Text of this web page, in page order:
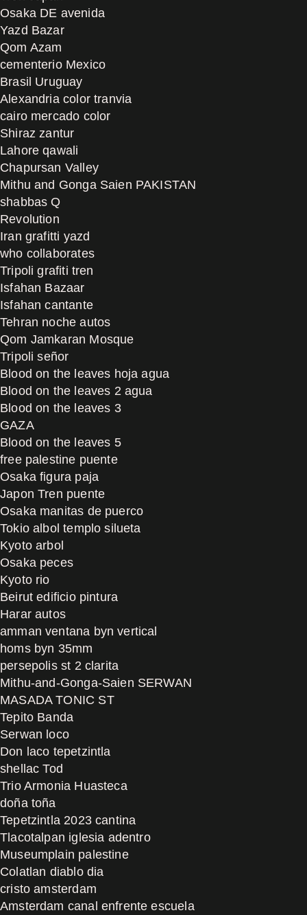
Osaka DE avenida
Yazd Bazar
Qom Azam
cementerio Mexico
Brasil Uruguay
Alexandria color tranvia
cairo mercado color
Shiraz zantur
Lahore qawali
Chapursan Valley
Mithu and Gonga Saien PAKISTAN
shabbas Q
Revolution
Iran grafitti yazd
who collaborates
Tripoli grafiti tren
Isfahan Bazaar
Isfahan cantante
Tehran noche autos
Qom Jamkaran Mosque
Tripoli señor
Blood on the leaves hoja agua
Blood on the leaves 2 agua
Blood on the leaves 3
GAZA
Blood on the leaves 5
free palestine puente
Osaka figura paja
Japon Tren puente
Osaka manitas de puerco
Tokio albol templo silueta
Kyoto arbol
Osaka peces
Kyoto rio
Beirut edificio pintura
Harar autos
amman ventana byn vertical
homs byn 35mm
persepolis st 2 clarita
Mithu-and-Gonga-Saien SERWAN
MASADA TONIC ST
Tepito Banda
Serwan loco
Don laco tepetzintla
shellac Tod
Trio Armonia Huasteca
doña toña
Tepetzintla 2023 cantina
Tlacotalpan iglesia adentro
Museumplain palestine
Colatlan diablo dia
cristo amsterdam
Amsterdam canal enfrente escuela